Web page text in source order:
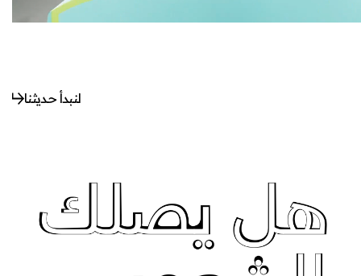
لنبدأ حديثنا